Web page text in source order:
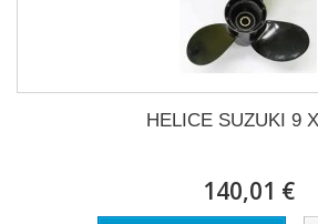
HELICE SUZUKI 9
140,01 €